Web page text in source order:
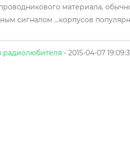
материала,
сигналом ...корпусов
радиолюбителя - 2015-04-07